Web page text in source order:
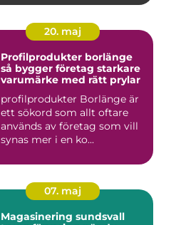
20. maj
Profilprodukter borlänge
så bygger företag starkare
varumärke med rätt prylar
profilprodukter Borlänge är
ett sökord som allt oftare
används av företag som vill
synas mer i en ko...
07. maj
Magasinering sundsvall